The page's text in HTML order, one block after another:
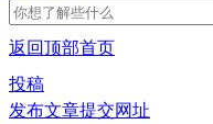
返回顶部首页
投稿
发布文章提交网址